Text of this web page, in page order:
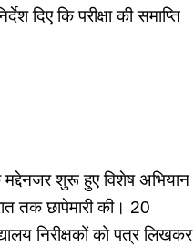
दिए कि परीक्षा की समाप्ति
मद्देनजर शुरू हुए विशेष अभियान
तक छापेमारी की। 20
निरीक्षकों को पत्र लिखकर